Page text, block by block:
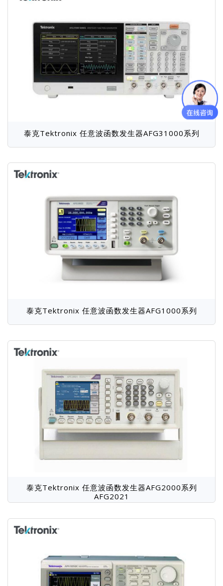
泰克Tektronix 任意波函数发生器AFG31000系列
泰克Tektronix 任意波函数发生器AFG1000系列
泰克Tektronix 任意波函数发生器AFG2000系列
AFG2021